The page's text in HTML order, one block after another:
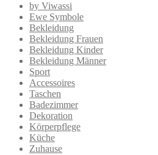
by Viwassi
Ewe Symbole
Bekleidung
Bekleidung Frauen
Bekleidung Kinder
Bekleidung Männer
Sport
Accessoires
Taschen
Badezimmer
Dekoration
Körperpflege
Küche
Zuhause